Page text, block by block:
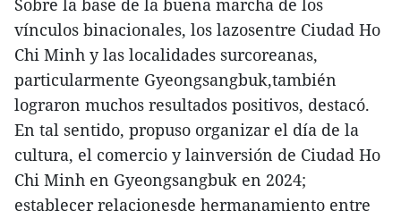
Sobre la base de la buena marcha de los
vínculos binacionales, los lazosentre Ciudad Ho
Chi Minh y las localidades surcoreanas,
particularmente Gyeongsangbuk,también
lograron muchos resultados positivos, destacó.
En tal sentido, propuso organizar el día de la
cultura, el comercio y lainversión de Ciudad Ho
Chi Minh en Gyeongsangbuk en 2024;
establecer relacionesde hermanamiento entre